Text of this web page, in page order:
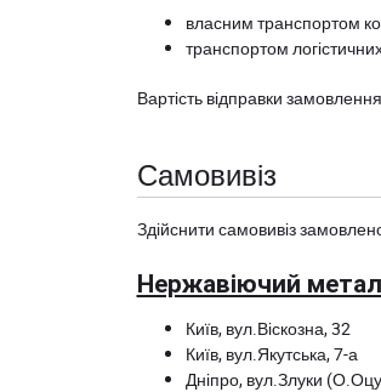
власним транспортом
транспортом
Вартість відправки
Самовивіз
Здійснити самовивіз
Нержавіючий
Київ, вул.Віскозна, 32
Київ, вул.Якутська, 7-а
Дніпро, вул.Злуки